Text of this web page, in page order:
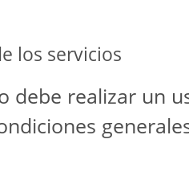
los servicios
debe realizar un